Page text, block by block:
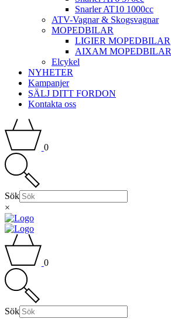
Snarler AT10 1000cc
ATV-Vagnar & Skogsvagnar
MOPEDBILAR
LIGIER MOPEDBILAR
AIXAM MOPEDBILAR
Elcykel
NYHETER
Kampanjer
SÄLJ DITT FORDON
Kontakta oss
0
Sök
×
0
Sök